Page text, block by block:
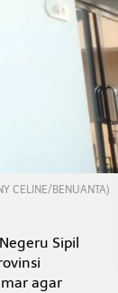
CELINE/BENUANTA)
Sipil
agar